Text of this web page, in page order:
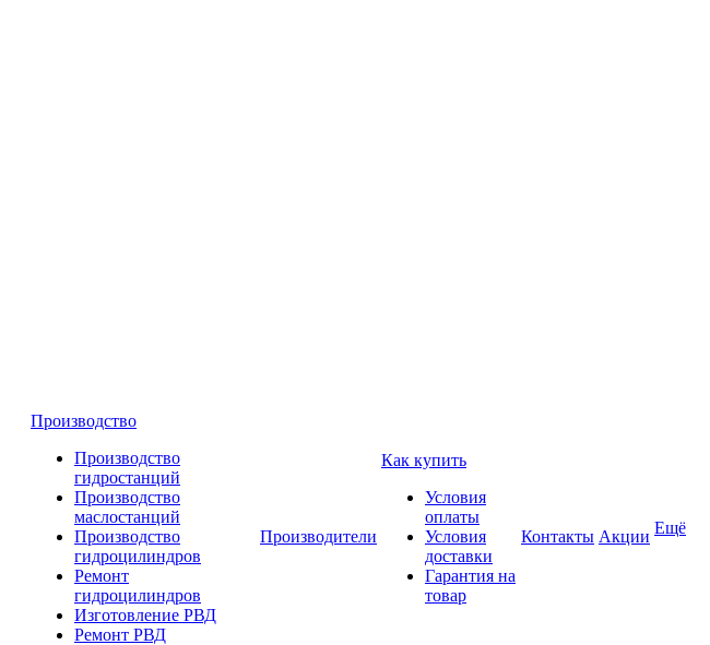
Производство
Производство
гидростанций
Производство
маслостанций
Производство
гидроцилиндров
Ремонт
гидроцилиндров
Изготовление РВД
Ремонт РВД
Производители
Как купить
Условия
оплаты
Условия
доставки
Гарантия на
товар
Контакты Акции Ещё